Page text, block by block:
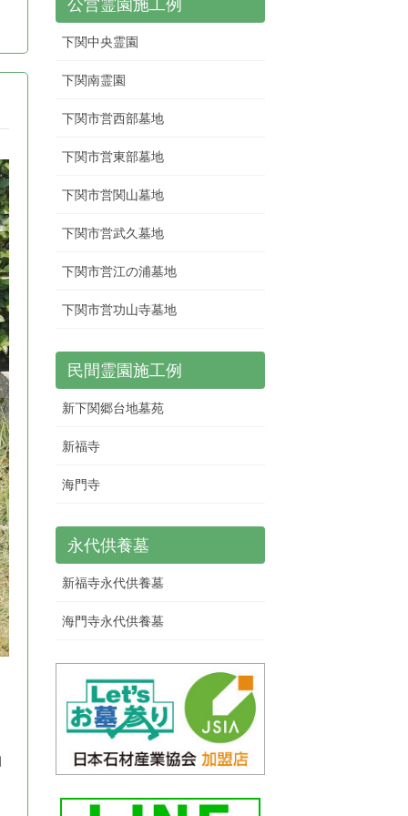
公営霊園施工例
下関中央霊園
下関南霊園
下関市営西部墓地
下関市営東部墓地
下関市営関山墓地
下関市営武久墓地
下関市営江の浦墓地
下関市営功山寺墓地
民間霊園施工例
新下関郷台地墓苑
新福寺
海門寺
永代供養墓
新福寺永代供養墓
海門寺永代供養墓